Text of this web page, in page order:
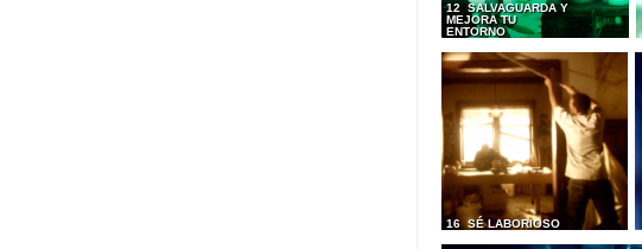
12 SALVAGUARDA Y
MEJORA TU
ENTORNO
16 SÉ LABORIOSO